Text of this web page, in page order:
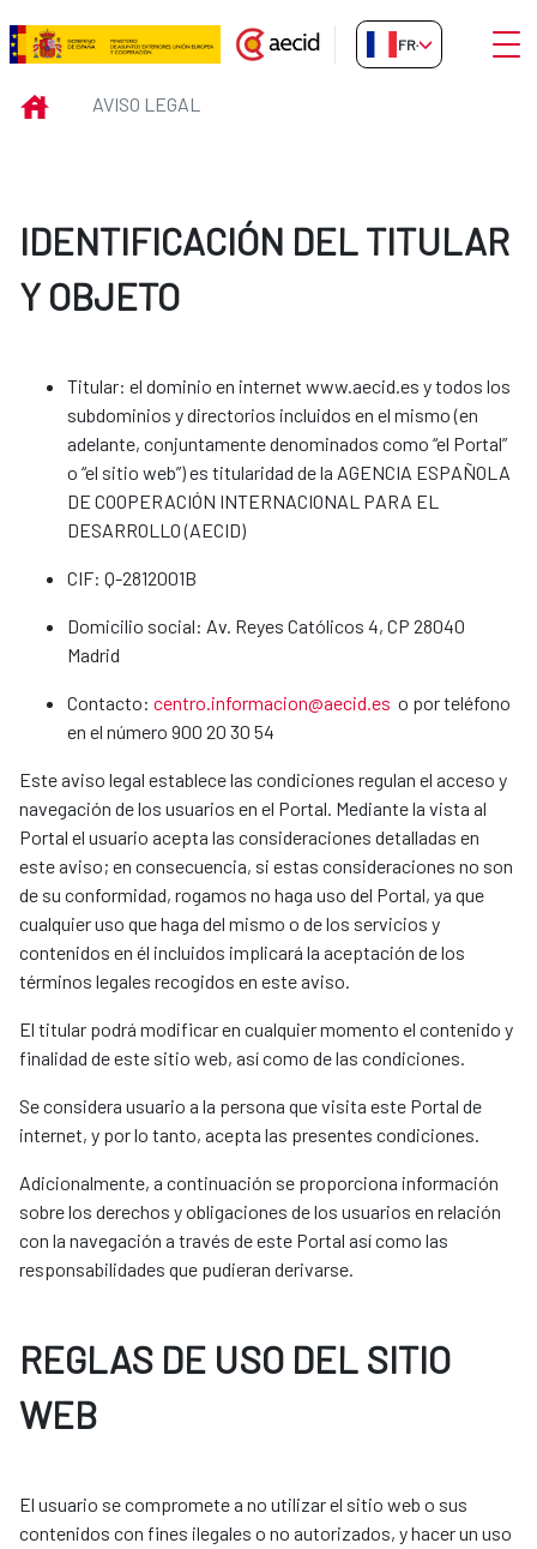
Saut au contenu principal
Aviso legal
FR-FR
INICIOAVISO LEGAL
IDENTIFICACIÓN DEL TITULAR
Y OBJETO
Titular: el dominio en internet www.aecid.es y todos los
subdominios y directorios incluidos en el mismo (en
adelante, conjuntamente denominados como “el Portal”
o “el sitio web”) es titularidad de la AGENCIA ESPAÑOLA
DE COOPERACIÓN INTERNACIONAL PARA EL
DESARROLLO (AECID)
CIF: Q-2812001B
Domicilio social: Av. Reyes Católicos 4, CP 28040
Madrid
Contacto: centro.informacion@aecid.es o por teléfono
en el número 900 20 30 54
Este aviso legal establece las condiciones regulan el acceso y
navegación de los usuarios en el Portal. Mediante la vista al
Portal el usuario acepta las consideraciones detalladas en
este aviso; en consecuencia, si estas consideraciones no son
de su conformidad, rogamos no haga uso del Portal, ya que
cualquier uso que haga del mismo o de los servicios y
contenidos en él incluidos implicará la aceptación de los
términos legales recogidos en este aviso.
El titular podrá modificar en cualquier momento el contenido y
finalidad de este sitio web, así como de las condiciones.
Se considera usuario a la persona que visita este Portal de
internet, y por lo tanto, acepta las presentes condiciones.
Adicionalmente, a continuación se proporciona información
sobre los derechos y obligaciones de los usuarios en relación
con la navegación a través de este Portal así como las
responsabilidades que pudieran derivarse.
REGLAS DE USO DEL SITIO
WEB
El usuario se compromete a no utilizar el sitio web o sus
contenidos con fines ilegales o no autorizados, y hacer un uso